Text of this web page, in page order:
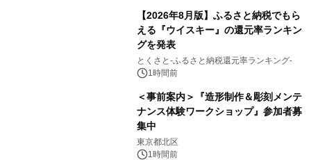
【2026年8月版】ふるさと納税でもら
える『ウイスキー』の還元率ランキン
グを発表
とくさと-ふるさと納税還元率ランキング-
1時間前
＜事前案内＞『造形制作＆彫刻メンテ
ナンス体験ワークショップ』参加者募
集中
東京都北区
1時間前